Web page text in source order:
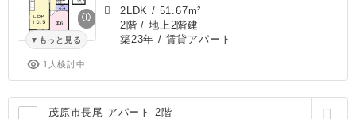
もっと見る
1人検討中
2LDK / 51.67m²
2階 / 地上2階建
築23年 / 賃貸アパート
茂原市長尾 アパート 2階